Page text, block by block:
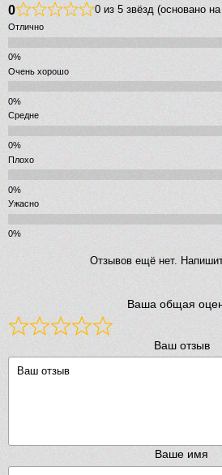
0 0 из 5 звёзд (основано
Отлично
Очень хорошо
Средне
Плохо
Ужасно
Отзывов ещё нет.
Ваша общая
Ваш отзыв
Ваше имя